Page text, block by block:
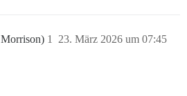
23. März 2026 um 07:45
1